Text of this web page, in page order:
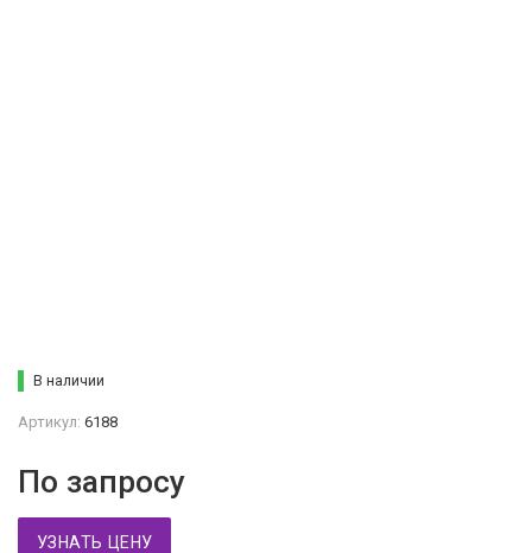
В наличии
Артикул: 6188
По запросу
УЗНАТЬ ЦЕНУ